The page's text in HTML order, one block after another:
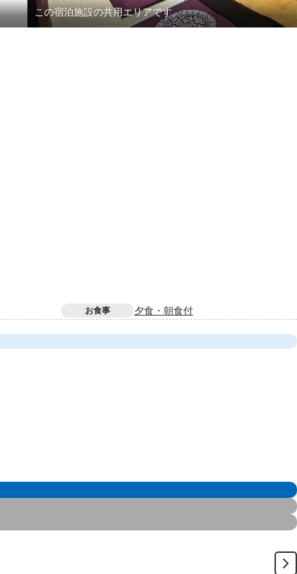
この宿泊施設の共用エリアです。
お食事 夕食・朝食付